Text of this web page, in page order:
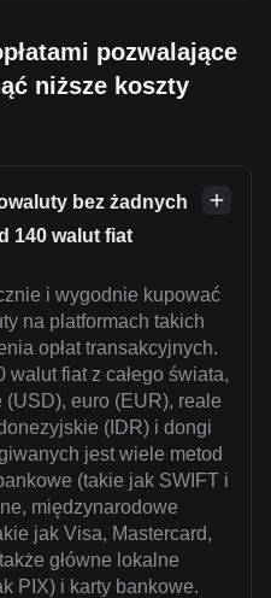
pozwalające
niższe koszty
bez żadnych
140 walut fiat
i wygodnie kupować
na platformach takich
opłat transakcyjnych.
walut fiat z całego świata,
euro (EUR), reale
(IDR) i dongi
jest wiele metod
(takie jak SWIFT i
międzynarodowe
jak Visa, Mastercard,
główne lokalne
PIX) i karty bankowe.